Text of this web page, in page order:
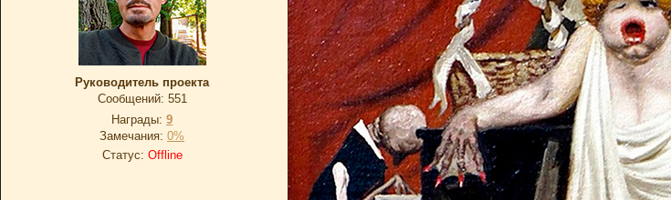
Руководитель проекта
Сообщений: 551
Награды: 9
Замечания: 0%
Статус: Offline